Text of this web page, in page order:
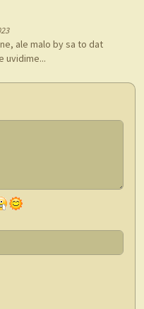
ale malo by sa to dat
uvidime...